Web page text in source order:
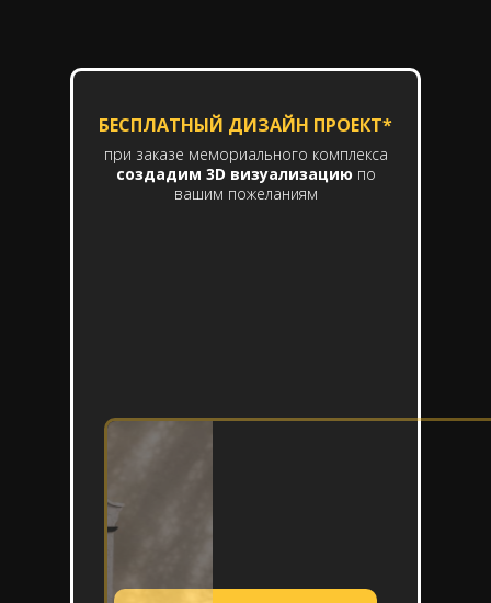
при заказе мемориального комплекса
создадим 3D визуализацию по
вашим пожеланиям
БЕСПЛАТНЫЙ ДИЗАЙН ПРОЕКТ*